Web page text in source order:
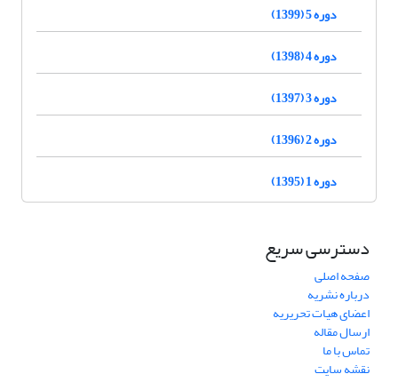
دوره 5 (1399)
دوره 4 (1398)
دوره 3 (1397)
دوره 2 (1396)
دوره 1 (1395)
دسترسی سریع
صفحه اصلی
درباره نشریه
اعضای هیات تحریریه
ارسال مقاله
تماس با ما
نقشه سایت